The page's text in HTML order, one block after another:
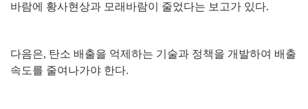
바람에 황사현상과 모래바람이 줄었다는 보고가 있다.
다음은, 탄소 배출을 억제하는 기술과 정책을 개발하여 배출
속도를 줄여나가야 한다.